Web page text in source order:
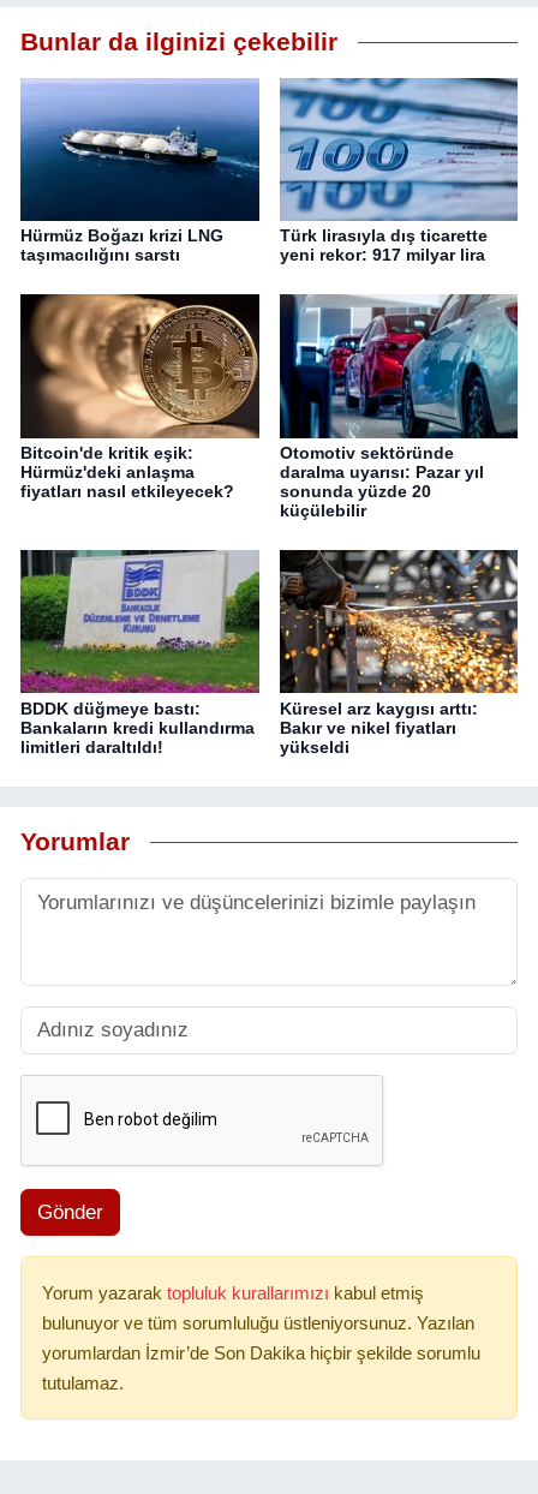
Bunlar da ilginizi çekebilir
Hürmüz Boğazı krizi LNG
taşımacılığını sarstı
Türk lirasıyla dış ticarette
yeni rekor: 917 milyar lira
Bitcoin'de kritik eşik:
Hürmüz'deki anlaşma
fiyatları nasıl etkileyecek?
Otomotiv sektöründe
daralma uyarısı: Pazar yıl
sonunda yüzde 20
küçülebilir
BDDK düğmeye bastı:
Bankaların kredi kullandırma
limitleri daraltıldı!
Küresel arz kaygısı arttı:
Bakır ve nikel fiyatları
yükseldi
Yorumlar
Gönder
Yorum yazarak topluluk kurallarımızı kabul etmiş
bulunuyor ve tüm sorumluluğu üstleniyorsunuz. Yazılan
yorumlardan İzmir’de Son Dakika hiçbir şekilde sorumlu
tutulamaz.